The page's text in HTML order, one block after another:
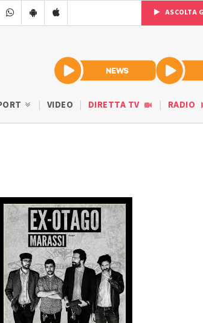
ASCOLTA
VIDEO DIRETTA TV RADIO